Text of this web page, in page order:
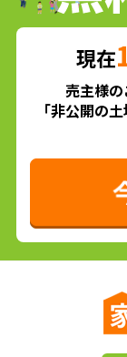
現在
売主様
「非公開の